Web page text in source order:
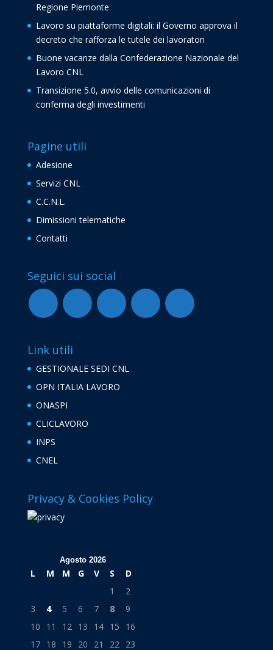
Regione Piemonte
Lavoro su piattaforme digitali: il Governo approva il
decreto che rafforza le tutele dei lavoratori
Buone vacanze dalla Confederazione Nazionale del
Lavoro CNL
Transizione 5.0, avvio delle comunicazioni di
conferma degli investimenti
Pagine utili
Adesione
Servizi CNL
C.C.N.L.
Dimissioni telematiche
Contatti
Seguici sui social
Link utili
GESTIONALE SEDI CNL
OPN ITALIA LAVORO
ONASPI
CLICLAVORO
INPS
CNEL
Privacy & Cookies Policy
Agosto 2026
L M M G V S
D
1
2
3
4 5 6 7 8
9
10
11 12 13 14 15
16
17 18 19 20 21 22 23